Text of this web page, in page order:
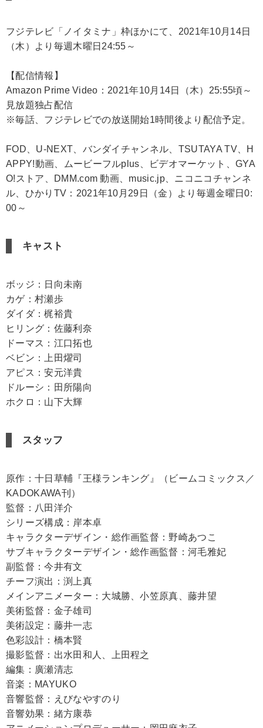
フジテレビ「ノイタミナ」枠ほかにて、2021年10月14日
（木）より毎週木曜日24:55～
【配信情報】
Amazon Prime Video：2021年10月14日（木）25:55頃～
見放題独占配信
※毎話、フジテレビでの放送開始1時間後より配信予定。
FOD、U-NEXT、バンダイチャンネル、TSUTAYA TV、H
APPY!動画、ムービーフルplus、ビデオマーケット、GYA
O!ストア、DMM.com 動画、music.jp、ニコニコチャンネ
ル、ひかりTV：2021年10月29日（金）より毎週金曜日0:
00～
キャスト
ボッジ：日向未南
カゲ：村瀬歩
ダイダ：梶裕貴
ヒリング：佐藤利奈
ドーマス：江口拓也
ベビン：上田燿司
アピス：安元洋貴
ドルーシ：田所陽向
ホクロ：山下大輝
スタッフ
原作：十日草輔『王様ランキング』（ビームコミックス／
KADOKAWA刊）
監督：八田洋介
シリーズ構成：岸本卓
キャラクターデザイン・総作画監督：野崎あつこ
サブキャラクターデザイン・総作画監督：河毛雅妃
副監督：今井有文
チーフ演出：渕上真
メインアニメーター：大城勝、小笠原真、藤井望
美術監督：金子雄司
美術設定：藤井一志
色彩設計：橋本賢
撮影監督：出水田和人、上田程之
編集：廣瀬清志
音楽：MAYUKO
音響監督：えびなやすのり
音響効果：緒方康恭